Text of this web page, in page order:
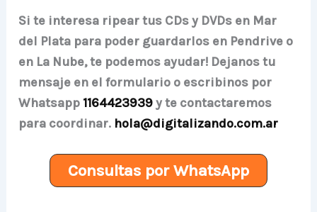
Si te interesa ripear tus CDs y DVDs en Mar
del Plata para poder guardarlos en Pendrive o
en La Nube, te podemos ayudar! Dejanos tu
mensaje en el formulario o escribinos por
Whatsapp 1164423939y te contactaremos
para coordinar. hola@digitalizando.com.ar
Consultas por WhatsApp